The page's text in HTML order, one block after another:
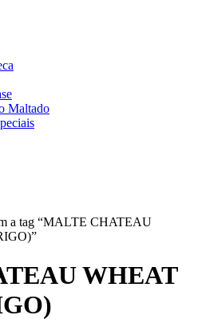
Maltado
a tag “MALTE CHATEAU
WHEAT